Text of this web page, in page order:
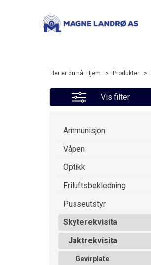
Her er du nå: Hjem > Produkter >
Vis filter
Ammunisjon
Våpen
Optikk
Friluftsbekledning
Pusseutstyr
Skyterekvisita
Jaktrekvisita
Gevirplate